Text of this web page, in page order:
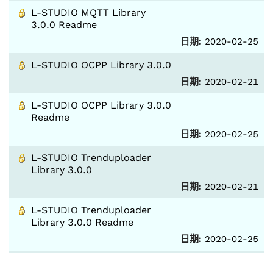
L-STUDIO MQTT Library
3.0.0 Readme
日期: 2020-02-25
L-STUDIO OCPP Library 3.0.0
日期: 2020-02-21
L-STUDIO OCPP Library 3.0.0
Readme
日期: 2020-02-25
L-STUDIO Trenduploader
Library 3.0.0
日期: 2020-02-21
L-STUDIO Trenduploader
Library 3.0.0 Readme
日期: 2020-02-25